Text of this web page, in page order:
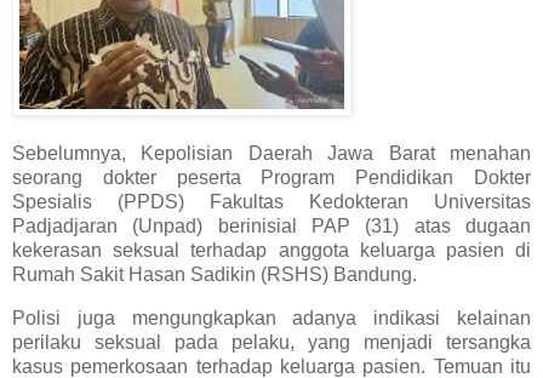
Sebelumnya, Kepolisian Daerah Jawa Barat menahan
seorang dokter peserta Program Pendidikan Dokter
Spesialis (PPDS) Fakultas Kedokteran Universitas
Padjadjaran (Unpad) berinisial PAP (31) atas dugaan
kekerasan seksual terhadap anggota keluarga pasien di
Rumah Sakit Hasan Sadikin (RSHS) Bandung.
Polisi juga mengungkapkan adanya indikasi kelainan
perilaku seksual pada pelaku, yang menjadi tersangka
kasus pemerkosaan terhadap keluarga pasien. Temuan itu